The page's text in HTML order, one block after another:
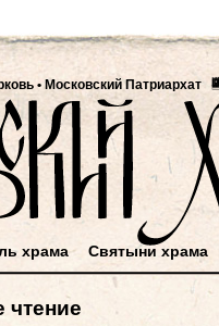
•Московский Патриархат
храма Святыни храма
чтение